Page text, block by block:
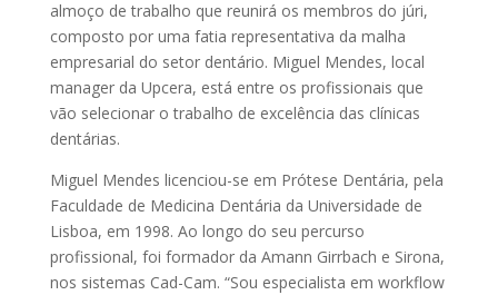
almoço de trabalho que reunirá os membros do júri,
composto por uma fatia representativa da malha
empresarial do setor dentário. Miguel Mendes, local
manager da Upcera, está entre os profissionais que
vão selecionar o trabalho de excelência das clínicas
dentárias.
Miguel Mendes licenciou-se em Prótese Dentária, pela
Faculdade de Medicina Dentária da Universidade de
Lisboa, em 1998. Ao longo do seu percurso
profissional, foi formador da Amann Girrbach e Sirona,
nos sistemas Cad-Cam. “Sou especialista em workflow